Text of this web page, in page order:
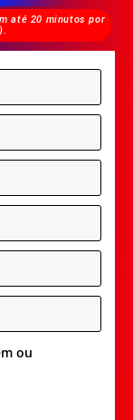
até 20 minutos por
ou